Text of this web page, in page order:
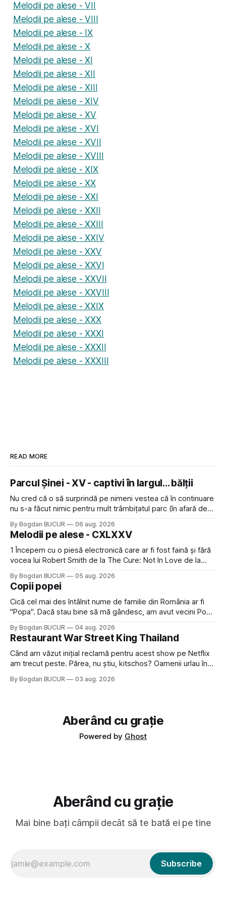
Melodii pe alese - VII
Melodii pe alese - VIII
Melodii pe alese - IX
Melodii pe alese - X
Melodii pe alese - XI
Melodii pe alese - XII
Melodii pe alese - XIII
Melodii pe alese - XIV
Melodii pe alese - XV
Melodii pe alese - XVI
Melodii pe alese - XVII
Melodii pe alese - XVIII
Melodii pe alese - XIX
Melodii pe alese - XX
Melodii pe alese - XXI
Melodii pe alese - XXII
Melodii pe alese - XXIII
Melodii pe alese - XXIV
Melodii pe alese - XXV
Melodii pe alese - XXVI
Melodii pe alese - XXVII
Melodii pe alese - XXVIII
Melodii pe alese - XXIX
Melodii pe alese - XXX
Melodii pe alese - XXXI
Melodii pe alese - XXXII
Melodii pe alese - XXXIII
READ MORE
Parcul Șinei - XV - captivi în largul... bălții
Nu cred că o să surprindă pe nimeni vestea că în continuare
nu s-a făcut nimic pentru mult trâmbițatul parc (în afară de
timp pui și latră prin gard la lumea care trece prin zonă). Am
avut, în schimb, o belea
By Bogdan BUCUR 06 aug. 2026
Melodii pe alese - CXLXXV
1 Începem cu o piesă electronică care ar fi fost faină și fără
vocea lui Robert Smith de la The Cure: Not In Love de la
a dovedit că jumătatea masculină a acelui duo era cam
dubioasă...) 2. Băgăm la
By Bogdan BUCUR 05 aug. 2026
Copii popei
Cică cel mai des întâlnit nume de familie din România ar fi
"Popa". Dacă stau bine să mă gândesc, am avut vecini Popa
Dexonline spune de etimologia termenului de popă că ar
veni din slava veche, popŭ,
By Bogdan BUCUR 04 aug. 2026
Restaurant War Street King Thailand
Când am văzut inițial reclamă pentru acest show pe Netflix
am trecut peste. Părea, nu știu, kitschos? Oamenii urlau în
fine dining din alte show-uri... așa că am zis pas. Apoi ceva,
By Bogdan BUCUR 03 aug. 2026
Aberând cu grație
Powered by Ghost
Aberând cu grație
Mai bine bați câmpii decât să te bată ei pe tine
Subscribe